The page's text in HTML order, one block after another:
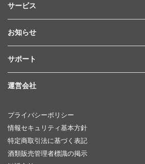
サービス
お知らせ
サポート
運営会社
プライバシーポリシー
情報セキュリティ基本方針
特定商取引法に基づく表記
酒類販売管理者標識の掲示